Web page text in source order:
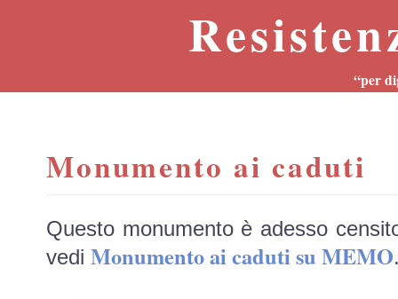
“per
Monumento ai caduti
Questo monumento è adesso
vedi Monumento ai caduti su MEMO